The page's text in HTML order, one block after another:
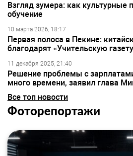
Взгляд зумера: как культурные
обучение
10 марта 2026, 18:17
Первая полоса в Пекине:
благодарят «Учительскую
11 декабря 2025, 21:40
Решение проблемы с
много времени, заявил глава
Все топ новости
Фоторепортажи